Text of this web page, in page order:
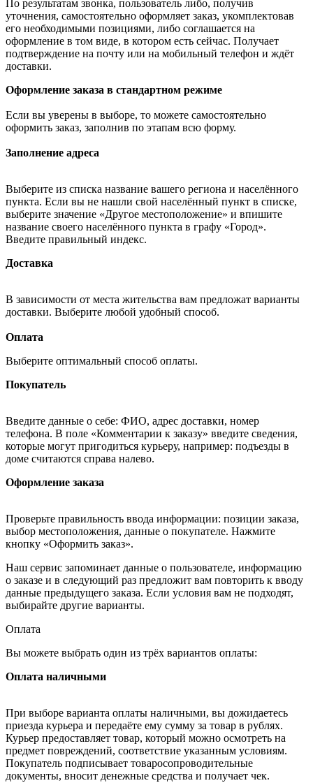
По результатам звонка, пользователь либо, получив
уточнения, самостоятельно оформляет заказ, укомплектовав
его необходимыми позициями, либо соглашается на
оформление в том виде, в котором есть сейчас. Получает
подтверждение на почту или на мобильный телефон и ждёт
доставки.
Оформление заказа в стандартном режиме
Если вы уверены в выборе, то можете самостоятельно
оформить заказ, заполнив по этапам всю форму.
Заполнение адреса
Выберите из списка название вашего региона и населённого
пункта. Если вы не нашли свой населённый пункт в списке,
выберите значение «Другое местоположение» и впишите
название своего населённого пункта в графу «Город».
Введите правильный индекс.
Доставка
В зависимости от места жительства вам предложат варианты
доставки. Выберите любой удобный способ.
Оплата
Выберите оптимальный способ оплаты.
Покупатель
Введите данные о себе: ФИО, адрес доставки, номер
телефона. В поле «Комментарии к заказу» введите сведения,
которые могут пригодиться курьеру, например: подъезды в
доме считаются справа налево.
Оформление заказа
Проверьте правильность ввода информации: позиции заказа,
выбор местоположения, данные о покупателе. Нажмите
кнопку «Оформить заказ».
Наш сервис запоминает данные о пользователе, информацию
о заказе и в следующий раз предложит вам повторить к вводу
данные предыдущего заказа. Если условия вам не подходят,
выбирайте другие варианты.
Оплата
Вы можете выбрать один из трёх вариантов оплаты:
Оплата наличными
При выборе варианта оплаты наличными, вы дожидаетесь
приезда курьера и передаёте ему сумму за товар в рублях.
Курьер предоставляет товар, который можно осмотреть на
предмет повреждений, соответствие указанным условиям.
Покупатель подписывает товаросопроводительные
документы, вносит денежные средства и получает чек.